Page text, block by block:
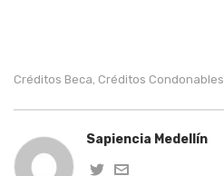
Créditos Beca Créditos Condonables
Sapiencia Medellín